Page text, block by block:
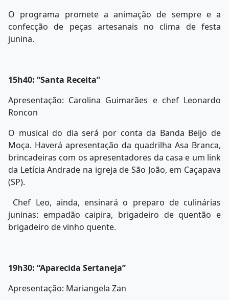
O programa promete a animação de sempre e a
confecção de peças artesanais no clima de festa
junina.
15h40: “Santa Receita”
Apresentação: Carolina Guimarães e chef Leonardo
Roncon
O musical do dia será por conta da Banda Beijo de
Moça. Haverá apresentação da quadrilha Asa Branca,
brincadeiras com os apresentadores da casa e um link
da Letícia Andrade na igreja de São João, em Caçapava
(SP).
Chef Leo, ainda, ensinará o preparo de culinárias
juninas: empadão caipira, brigadeiro de quentão e
brigadeiro de vinho quente.
19h30: “Aparecida Sertaneja”
Apresentação: Mariangela Zan